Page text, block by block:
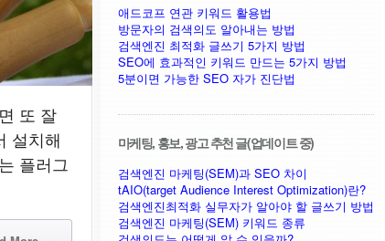
또 잘
설치해
플러그
애드코프 연관 키워드 활용법
방문자의 검색의도 알아내는 방법
검색엔진 최적화 글쓰기 5가지 방법
SEO에 효과적인 키워드 만드는 5가지 방법
5분이면 가능한 SEO 자가 진단법
마케팅, 홍보, 광고 추천 글(업데이트 중)
검색엔진 마케팅(SEM)과 SEO 차이
tAIO(target Audience Interest Optimization)란?
검색엔진최적화 실무자가 알아야 할 글쓰기 방법
검색엔진 마케팅(SEM) 키워드 종류